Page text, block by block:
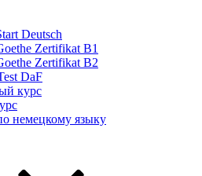
Deutsch
Zertifikat B1
Zertifikat B2
DaF
курс
немецкому языку